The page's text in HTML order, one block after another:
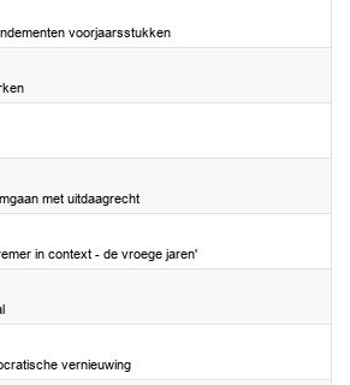
voorjaarsstukken
met uitdaagrecht
in context - de vroege jaren'
vernieuwing